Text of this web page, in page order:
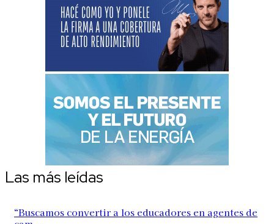
Las más leídas
“Buscamos convertir a los educadores en agentes de